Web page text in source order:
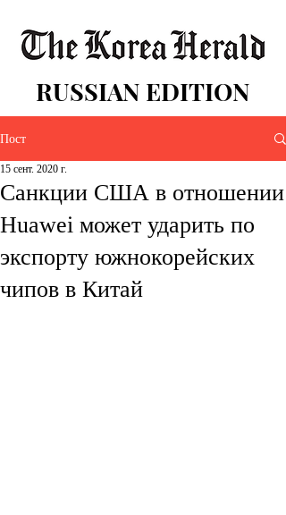
RUSSIAN EDITION
Пост
Санкции США в отношении
Huawei может ударить по
экспорту южнокорейских
чипов в Китай
15 сент. 2020 г.